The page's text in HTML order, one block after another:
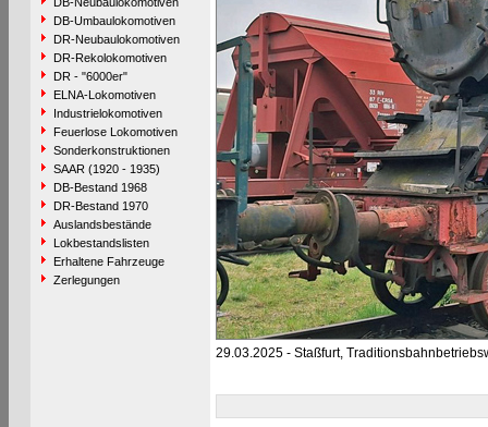
DB-Umbaulokomotiven
DR-Neubaulokomotiven
DR-Rekolokomotiven
DR - "6000er"
ELNA-Lokomotiven
Industrielokomotiven
Feuerlose Lokomotiven
Sonderkonstruktionen
SAAR (1920 - 1935)
DB-Bestand 1968
DR-Bestand 1970
Auslandsbestände
Lokbestandslisten
Erhaltene Fahrzeuge
Zerlegungen
29.03.2025 - Staßfurt,